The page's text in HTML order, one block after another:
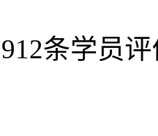
条学员